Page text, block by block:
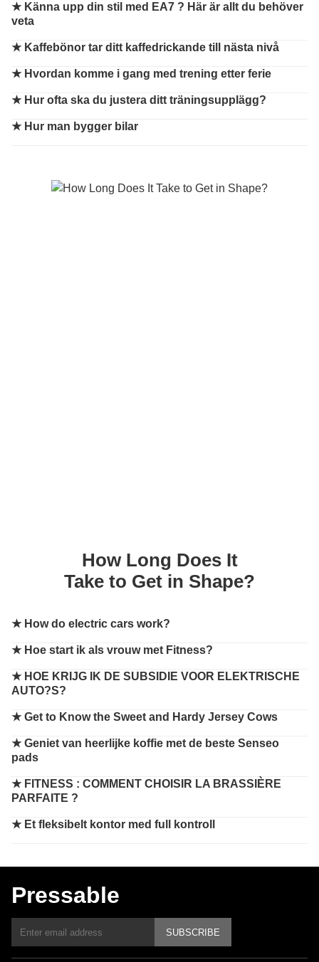
★ Känna upp din stil med EA7 ? Här är allt du behöver
veta
★ Kaffebönor tar ditt kaffedrickande till nästa nivå
★ Hvordan komme i gang med trening etter ferie
★ Hur ofta ska du justera ditt träningsupplägg?
★ Hur man bygger bilar
How Long Does It
Take to Get in Shape?
★ How do electric cars work?
★ Hoe start ik als vrouw met Fitness?
★ HOE KRIJG IK DE SUBSIDIE VOOR ELEKTRISCHE
AUTO?S?
★Get to Know the Sweet and Hardy Jersey Cows
★Geniet van heerlijke koffie met de beste Senseo
pads
★ FITNESS : COMMENT CHOISIR LA BRASSIÈRE
PARFAITE ?
★ Et fleksibelt kontor med full kontroll
Pressable
SUBSCRIBE